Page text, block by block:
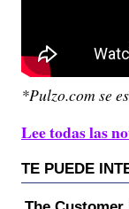
*Pulzo.com se
Lee todas las